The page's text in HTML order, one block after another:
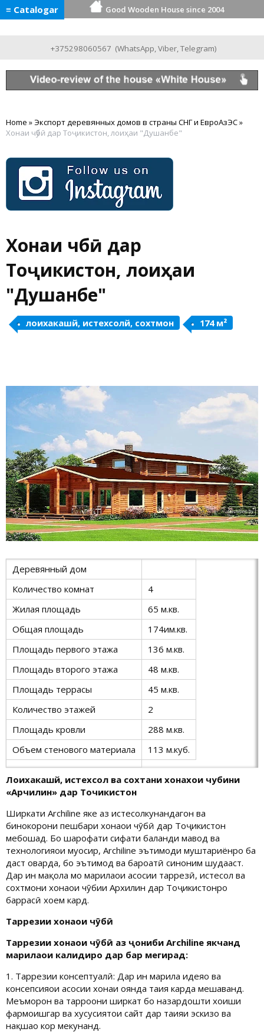
≡ Catalogar Good Wooden House since 2004
+375298060567 (WhatsApp,Viber,Telegram)
Home »Экспорт деревянных домов в страны СНГ и ЕвроАзЭС»
Хонаи чӯбӣ дар Тоҷикистон, лоиҳаи "Душанбе"
Хонаи чӯбӣ дар
Тоҷикистон, лоиҳаи
"Душанбе"
лоихакашй, истехсолй, сохтмон 174 м²
Деревянный дом
Количество комнат
4
Жилая площадь
65 м.кв.
Общая площадь
174им.кв.
Площадь первого этажа
136 м.кв.
Площадь второго этажа
48 м.кв.
Площадь террасы
45 м.кв.
Количество этажей
2
Площадь кровли
288 м.кв.
Объем стенового материала
113 м.куб.
Лоихакашй, истехсол ва сохтани хонахои чубини
«Арчилин» дар Точикистон
Ширкати Archiline яке аз истеҳсолкунандагон ва
бинокорони пешбари хонаҳои чӯбӣ дар Тоҷикистон
мебошад. Бо шарофати сифати баланди мавод ва
технологияҳои муосир, Archiline эътимоди муштариёнро ба
даст оварда, бо эътимод ва бароҳатӣ синоним шудааст.
Дар ин мақола мо марҳилаҳои асосии тарҳрезӣ, истеҳсол ва
сохтмони хонаҳои чӯбии Архилин дар Тоҷикистонро
баррасӣ хоҳем кард.
Тарҳрезии хонаҳои чӯбӣ
Тарҳрезии хонаҳои чӯбӣ аз ҷониби Archiline якчанд
марҳилаҳои калидиро дар бар мегирад:
1. Тарҳрезии консептуалӣ: Дар ин марҳила идеяҳо ва
консепсияҳои асосии хонаи оянда таҳия карда мешаванд.
Меъморон ва тарроҳони ширкат бо назардошти хоҳиши
фармоишгар ва хусусиятҳои сайт дар таҳияи эскизҳо ва
нақшаҳо кор мекунанд.